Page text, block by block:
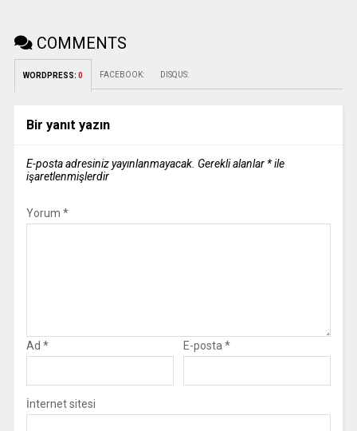
COMMENTS
WORDPRESS: 0 FACEBOOK: DISQUS:
Bir yanıt yazın
E-posta adresiniz yayınlanmayacak. Gerekli alanlar *ile
işaretlenmişlerdir
Yorum *
Ad * E-posta *
İnternet sitesi